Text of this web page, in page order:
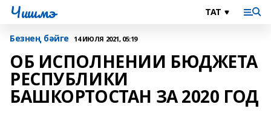
Чишмэ
Безнең бәйге 14 ИЮЛЯ 2021, 05:19
ОБ ИСПОЛНЕНИИ БЮДЖЕТА
РЕСПУБЛИКИ
БАШКОРТОСТАН ЗА 2020 ГОД